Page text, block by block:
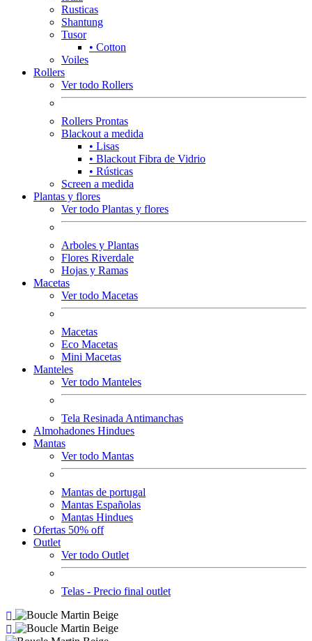
Rusticas
Shantung
Tusor
• Cotton
Voiles
Rollers
Ver todo Rollers
Rollers Prontas
Blackout a medida
• Lisas
• Blackout Fibra de Vidrio
• Rústicas
Screen a medida
Plantas y flores
Ver todo Plantas y flores
Arboles y Plantas
Flores Riverdale
Hojas y Ramas
Macetas
Ver todo Macetas
Macetas
Eco Macetas
Mini Macetas
Manteles
Ver todo Manteles
Tela Resinada Antimanchas
Almohadones Hindues
Mantas
Ver todo Mantas
Mantas de portugal
Mantas Españolas
Mantas Hindues
Ofertas 50% off
Outlet
Ver todo Outlet
Telas - Precio final outlet